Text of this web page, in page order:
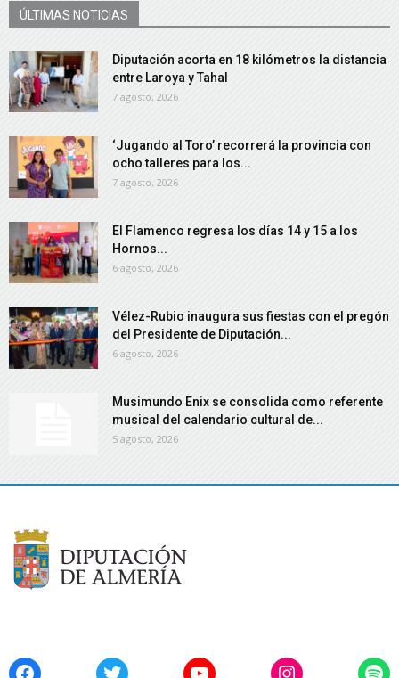
ÚLTIMAS NOTICIAS
Diputación acorta en 18 kilómetros la distancia
entre Laroya y Tahal
7 agosto, 2026
‘Jugando al Toro’ recorrerá la provincia con
ocho talleres para los...
7 agosto, 2026
El Flamenco regresa los días 14 y 15 a los
Hornos...
6 agosto, 2026
Vélez-Rubio inaugura sus fiestas con el pregón
del Presidente de Diputación...
6 agosto, 2026
Musimundo Enix se consolida como referente
musical del calendario cultural de...
5 agosto, 2026
FacebookTwitter YouTubeInstagram